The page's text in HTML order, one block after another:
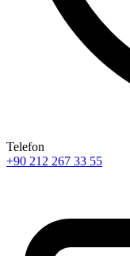
Telefon
+90 212 267 33 55